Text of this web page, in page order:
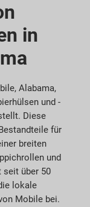
in
Alabama,
und -
Diese
für
breiten
und
seit über 50
lokale
Mobile bei.